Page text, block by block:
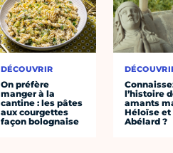
DÉCOUVRIR
On préfère
manger à la
cantine : les pâtes
aux courgettes
façon bolognaise
l’histoire
amants
Héloïse et
Abélard ?